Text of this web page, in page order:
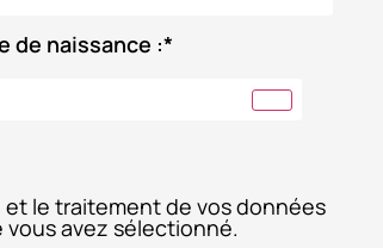
de naissance :*
le traitement de vos données
avez sélectionné.